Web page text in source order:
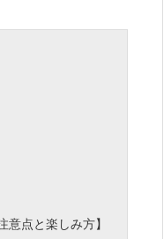
点と楽しみ方】